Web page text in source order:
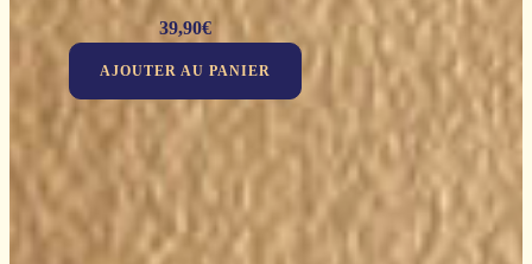
39,90€
AJOUTER AU PANIER